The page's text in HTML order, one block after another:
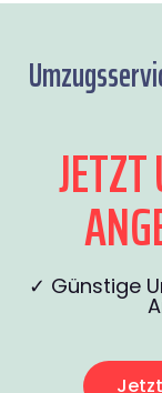
✓ Günstige